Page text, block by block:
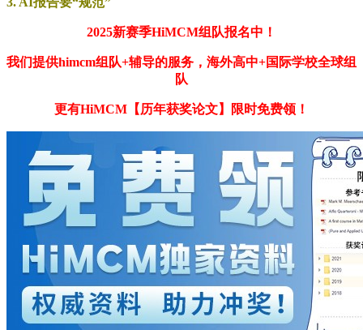
2025新赛季HiMCM组队报名中！
我们提供himcm组队+辅导的服务，海外高中+国际学校全球组
队
更有HiMCM【历年获奖论文】限时免费领！